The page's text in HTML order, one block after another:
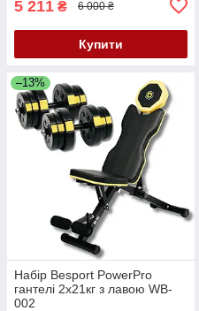
5 211 ₴ 6 000 ₴
Купити
–13%
Набір Besport PowerPro
гантелі 2х21кг з лавою WB-
002